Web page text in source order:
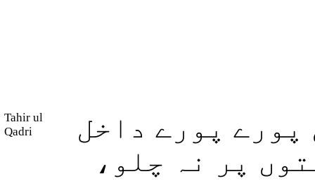
Tahir ul
Qadri
پورے پورے داخل
پر نہ چلو،